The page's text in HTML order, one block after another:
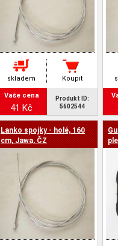
skladem Koupit
Vaše cena
41 Kč
Produkt ID:
5602544
Lanko spojky - holé, 160
cm, Jawa, ČZ